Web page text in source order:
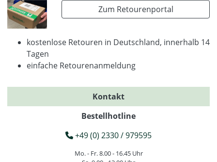
Zum Retourenportal
kostenlose Retouren in Deutschland, innerhalb 14
Tagen
einfache Retourenanmeldung
Kontakt
Bestellhotline
+49 (0) 2330 / 979595
Mo. - Fr. 8.00 - 16.45 Uhr